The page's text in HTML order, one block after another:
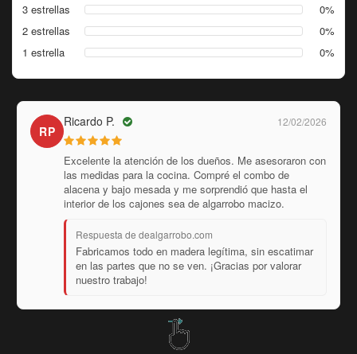
3 estrellas
0%
2 estrellas
0%
1 estrella
0%
SF
Silvina F. 28/01/2026
Fuimos al showroom en Luján y nos atendieron los
dueños con una paciencia increíble. La pedimos sin
encerar porque queríamos darle nosotros un tono
especial. El machimbrado de atrás también es algarrobo
puro.
Respuesta de dealgarrobo.com
¡Un gusto recibirlos! Entregar los muebles al natural
es una excelente opción para quienes buscan un